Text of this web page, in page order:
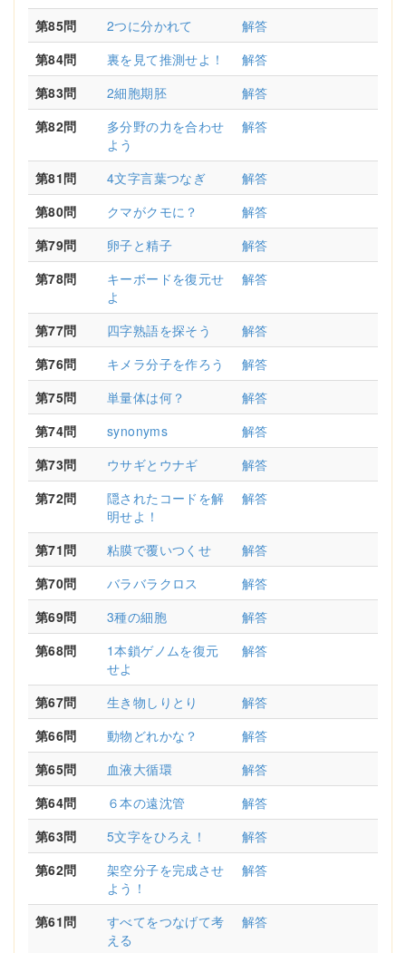
第85問
2つに分かれて
解答
第84問
裏を見て推測せよ！
解答
第83問
2細胞期胚
解答
第82問
多分野の力を合わせ
よう
解答
第81問 4文字言葉つなぎ
解答
第80問
クマがクモに？
解答
第79問
卵子と精子
解答
第78問
キーボードを復元せ
よ
解答
第77問 四字熟語を探そう
解答
第76問
キメラ分子を作ろう
解答
第75問
単量体は何？
解答
第74問
synonyms
解答
第73問
ウサギとウナギ
解答
第72問
隠されたコードを解
明せよ！
解答
第71問 粘膜で覆いつくせ
解答
第70問
バラバラクロス
解答
第69問
3種の細胞
解答
第68問
1本鎖ゲノムを復元
せよ
解答
第67問 生き物しりとり
解答
第66問
動物どれかな？
解答
第65問
血液大循環
解答
第64問
６本の遠沈管
解答
第63問
5文字をひろえ！
解答
第62問
架空分子を完成させ
よう！
解答
第61問
すべてをつなげて考
える
解答